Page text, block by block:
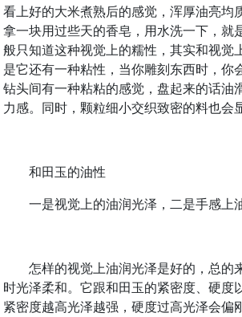
看上好的大米煮熟后的感觉，浑厚油亮均
拿一块用过些天的香皂，用水洗一下，就
般只知道这种视觉上的糯性，其实和视觉
是它还有一种粘性，当你雕刻东西时，你
钻头间有一种粘粘的感觉，盘起来的话油
力感。同时，颗粒细小交织致密的料也会
和田玉的油性
一是视觉上的油润光泽，二是手感上油
怎样的视觉上油润光泽是好的，总的
时光泽柔和。它跟和田玉的紧密度、硬度
紧密度越高光泽越强，硬度过高光泽会偏